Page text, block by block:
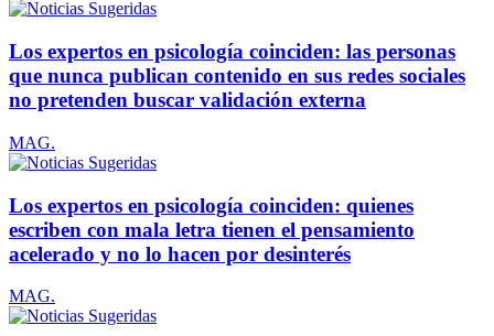
Los expertos en psicología coinciden: las personas
que nunca publican contenido en sus redes sociales
no pretenden buscar validación externa
MAG.
Los expertos en psicología coinciden: quienes
escriben con mala letra tienen el pensamiento
acelerado y no lo hacen por desinterés
MAG.